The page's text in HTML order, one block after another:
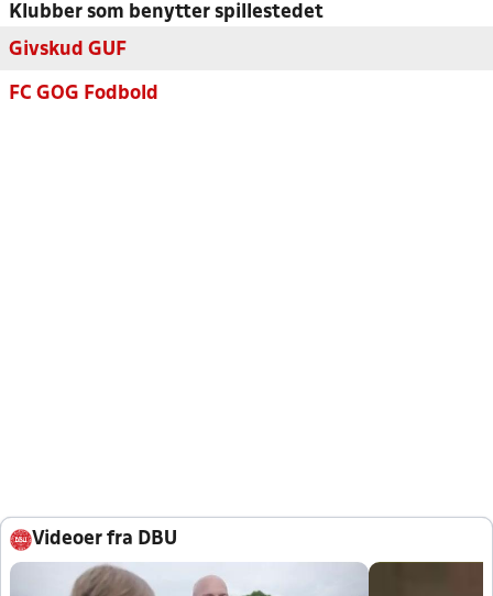
Klubber som benytter spillestedet
Givskud GUF
FC GOG Fodbold
Videoer fra DBU